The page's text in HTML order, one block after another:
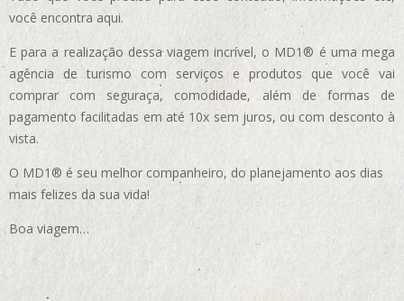
você encontra aqui.
E para a realização dessa viagem incrível, o MD1® é uma mega
agência de turismo com serviços e produtos que você vai
comprar com seguraça, comodidade, além de formas de
pagamento facilitadas em até 10x sem juros, ou com desconto à
vista.
O MD1® é seu melhor companheiro, do planejamento aos dias
mais felizes da sua vida!
Boa viagem…